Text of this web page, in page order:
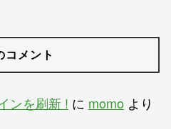
コメント
ンを刷新 ! に momo より